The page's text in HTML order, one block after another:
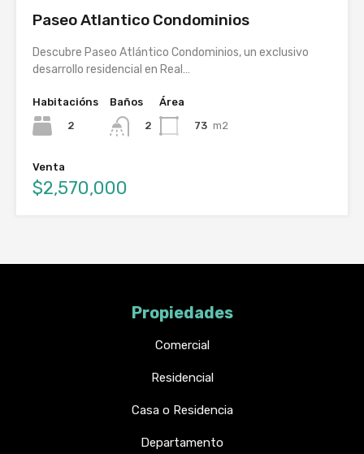
Paseo Atlantico Condominios
Descubre Paseo Atlántico Condominios, un exclusivo
desarrollo residencial en Real…
Habitacións
2
Baños
2
Área
73 m2
Venta
$2,570,000
Propiedades
Comercial
Residencial
Casa o Residencia
Departamento